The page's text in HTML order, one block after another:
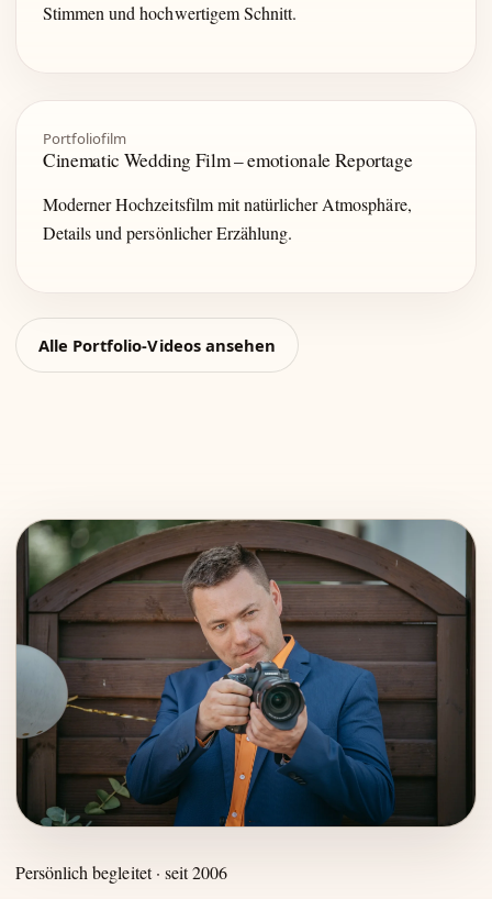
Stimmen und hochwertigem Schnitt.
Portfoliofilm
Cinematic Wedding Film – emotionale Reportage
Moderner Hochzeitsfilm mit natürlicher Atmosphäre,
Details und persönlicher Erzählung.
Alle Portfolio-Videos ansehen
Persönlich begleitet · seit 2006